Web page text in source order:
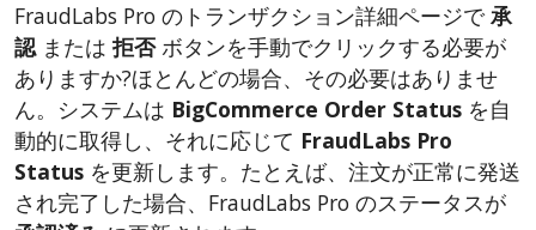
FraudLabs Pro のトランザクション詳細ページで承
認または 拒否ボタンを手動でクリックする必要が
ありますか?ほとんどの場合、その必要はありませ
ん。システムは BigCommerce Order Status を自
動的に取得し、それに応じて FraudLabs Pro
Status を更新します。たとえば、注文が正常に発送
され完了した場合、FraudLabs Pro のステータスが